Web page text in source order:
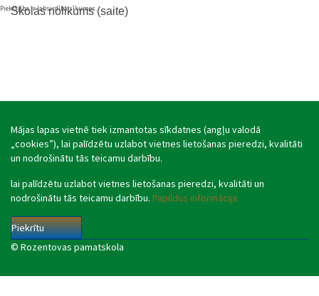
Pieklājība ir labsirdība sīkumos.
Skolas nolikums (saite)
Mājas lapas vietnē tiek izmantotas sīkdatnes (angļu valodā
„cookies”), lai palīdzētu uzlabot vietnes lietošanas pieredzi, kvalitāti
un nodrošinātu tās teicamu darbību.
lai palīdzētu uzlabot vietnes lietošanas pieredzi, kvalitāti un
nodrošinātu tās teicamu darbību. Papildus informācija
Piekrītu
© Rozentovas pamatskola